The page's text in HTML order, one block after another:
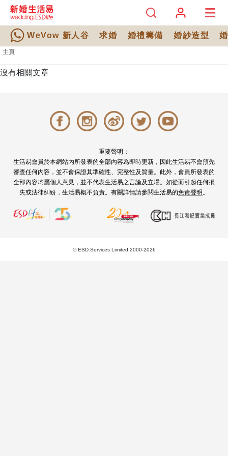
WeVow 新人谷 求婚 婚禮籌備 婚紗造型
主頁
沒有相關文章
重要聲明：
生活易會員於本網站內所發表的全部內容為即時更新，因此生活易不會預先
審查任何內容，並不會保證其準確性、完整性及質量。此外，會員所發表的
全部內容均屬個人意見，並不代表生活易之言論及立場。如從而引起任何損
失或法律糾紛，生活易概不負責。有關詳情請參閱生活易的免責聲明 。
© ESD Services Limited 2000-2026